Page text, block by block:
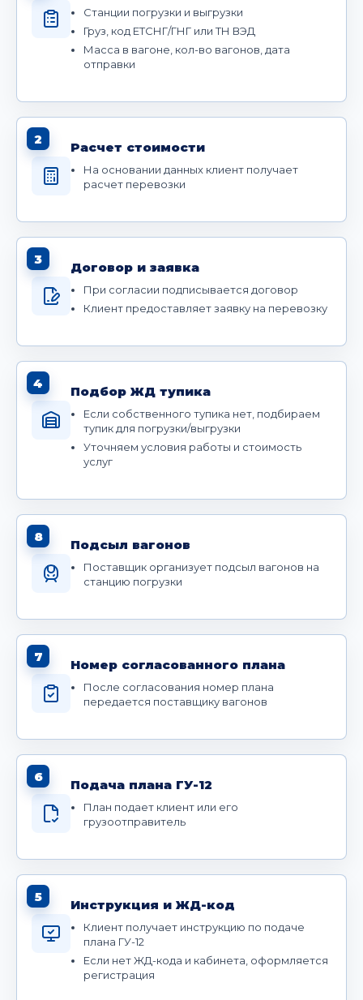
Станции погрузки и выгрузки
Груз, код ЕТСНГ/ГНГ или ТН ВЭД
Масса в вагоне, кол-во вагонов, дата
отправки
2
Расчет стоимости
На основании данных клиент получает
расчет перевозки
3
Договор и заявка
При согласии подписывается договор
Клиент предоставляет заявку на перевозку
4
Подбор ЖД тупика
Если собственного тупика нет, подбираем
тупик для погрузки/выгрузки
Уточняем условия работы и стоимость
услуг
8
Подсыл вагонов
Поставщик организует подсыл вагонов на
станцию погрузки
7
Номер согласованного плана
После согласования номер плана
передается поставщику вагонов
6
Подача плана ГУ-12
План подает клиент или его
грузоотправитель
5
Инструкция и ЖД-код
Клиент получает инструкцию по подаче
плана ГУ-12
Если нет ЖД-кода и кабинета, оформляется
регистрация